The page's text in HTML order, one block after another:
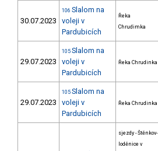
30.07.2023
106 Slalom na
voleji v
Pardubicích
Řeka
Chrudimka
29.07.2023
105 Slalom na
voleji v
Pardubicích
Řeka Chrudinka
29.07.2023
105 Slalom na
voleji v
Pardubicích
Řeka Chrudinka
sjezdy - Štěnkov-
loděnice v